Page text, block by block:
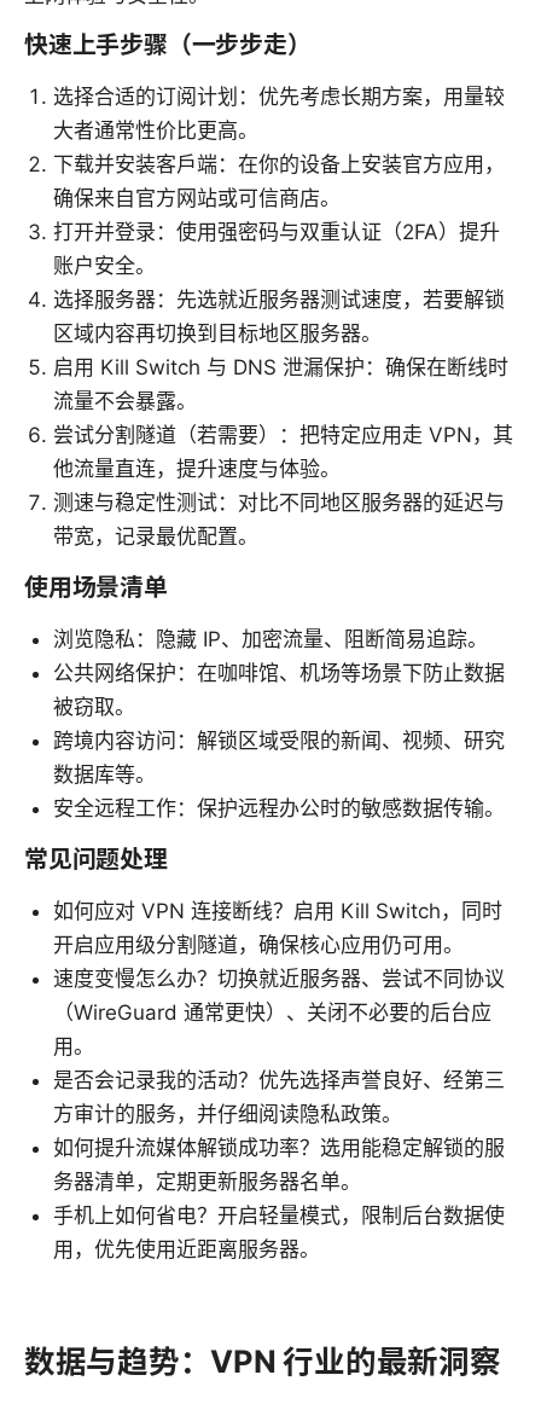
快速上手步骤（一步步走）
选择合适的订阅计划：优先考虑长期方案，用量较
大者通常性价比更高。
下载并安装客戶端：在你的设备上安装官方应用，
确保来自官方网站或可信商店。
打开并登录：使用强密码与双重认证（2FA）提升
账户安全。
选择服务器：先选就近服务器测试速度，若要解锁
区域内容再切换到目标地区服务器。
启用 Kill Switch 与 DNS 泄漏保护：确保在断线时
流量不会暴露。
尝试分割隧道（若需要）：把特定应用走 VPN，其
他流量直连，提升速度与体验。
测速与稳定性测试：对比不同地区服务器的延迟与
带宽，记录最优配置。
使用场景清单
浏览隐私：隐藏 IP、加密流量、阻断简易追踪。
公共网络保护：在咖啡馆、机场等场景下防止数据
被窃取。
跨境内容访问：解锁区域受限的新闻、视频、研究
数据库等。
安全远程工作：保护远程办公时的敏感数据传输。
常见问题处理
如何应对 VPN 连接断线？启用 Kill Switch，同时
开启应用级分割隧道，确保核心应用仍可用。
速度变慢怎么办？切换就近服务器、尝试不同协议
（WireGuard 通常更快）、关闭不必要的后台应
用。
是否会记录我的活动？优先选择声誉良好、经第三
方审计的服务，并仔细阅读隐私政策。
如何提升流媒体解锁成功率？选用能稳定解锁的服
务器清单，定期更新服务器名单。
手机上如何省电？开启轻量模式，限制后台数据使
用，优先使用近距离服务器。
数据与趋势：VPN 行业的最新洞察